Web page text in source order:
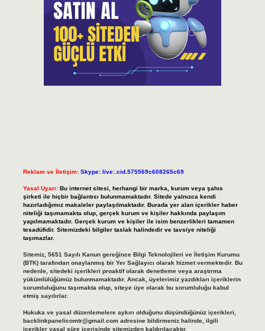
Reklam ve İletişim: Skype: live:.cid.575569c608265c69
Yasal Uyarı: Bu internet sitesi, herhangi bir marka, kurum veya şahıs
şirketi ile hiçbir bağlantısı bulunmamaktadır. Sitede yalnızca kendi
hazırladığımız makaleler paylaşılmaktadır. Burada yer alan içerikler haber
niteliği taşımamakta olup, gerçek kurum ve kişiler hakkında paylaşım
yapılmamaktadır. Gerçek kurum ve kişiler ile isim benzerlikleri tamamen
tesadüfidir. Sitemizdeki bilgiler taslak halindedir ve tavsiye niteliği
taşımazlar.
Sitemiz, 5651 Sayılı Kanun gereğince Bilgi Teknolojileri ve İletişim Kurumu
(BTK) tarafından onaylanmış bir Yer Sağlayıcı olarak hizmet vermektedir. Bu
nedenle, sitedeki içerikleri proaktif olarak denetleme veya araştırma
yükümlülüğümüz bulunmamaktadır. Ancak, üyelerimiz yazdıkları içeriklerin
sorumluluğunu taşımakta olup, siteye üye olarak bu sorumluluğu kabul
etmiş sayılırlar.
Hukuka ve yasal düzenlemelere aykırı olduğunu düşündüğünüz içerikleri,
backlinkpanelicomtr@gmail.comadresine bildirmeniz halinde, ilgili
içerikler yasal süre içerisinde sitemizden kaldırılacaktır.